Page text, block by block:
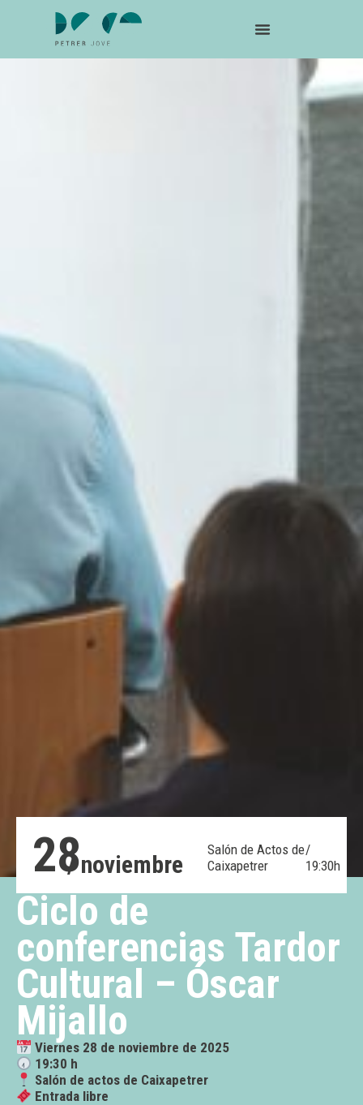
28/ noviembre
Salón de Actos de
Caixapetrer
/
19:30h
Ciclo de
conferencias Tardor
Cultural – Óscar
Mijallo
Viernes 28 de noviembre de 2025
19:30 h
Salón de actos de Caixapetrer
Entrada libre